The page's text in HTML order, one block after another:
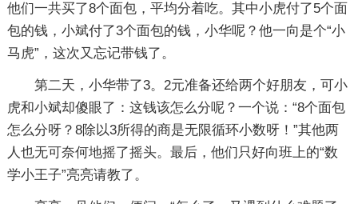
他们一共买了8个面包，平均分着吃。其中小虎付了5个面
包的钱，小斌付了3个面包的钱，小华呢？他一向是个“小
马虎”，这次又忘记带钱了。
第二天，小华带了3。2元准备还给两个好朋友，可小
虎和小斌却傻眼了：这钱该怎么分呢？一个说：“8个面包
怎么分呀？8除以3所得的商是无限循环小数呀！”其他两
人也无可奈何地摇了摇头。最后，他们只好向班上的“数
学小王子”亮亮请教了。